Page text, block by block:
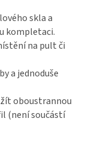
skla a
kompletaci.
na pult či
a jednoduše
oboustrannou
(není součástí